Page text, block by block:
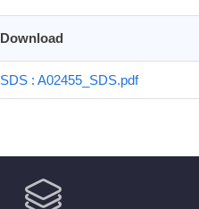
Download
SDS : A02455_SDS.pdf